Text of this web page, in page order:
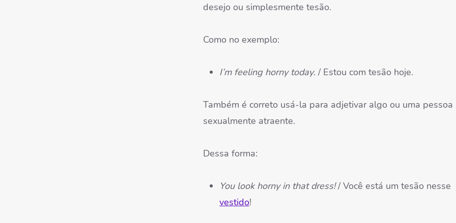
desejo ou simplesmente tesão.
Como no exemplo:
I’m feeling horny today. / Estou com tesão hoje.
Também é correto usá-la para adjetivar algo ou uma pessoa
sexualmente atraente.
Dessa forma:
You look horny in that dress!/ Você está um tesão nesse
vestido!